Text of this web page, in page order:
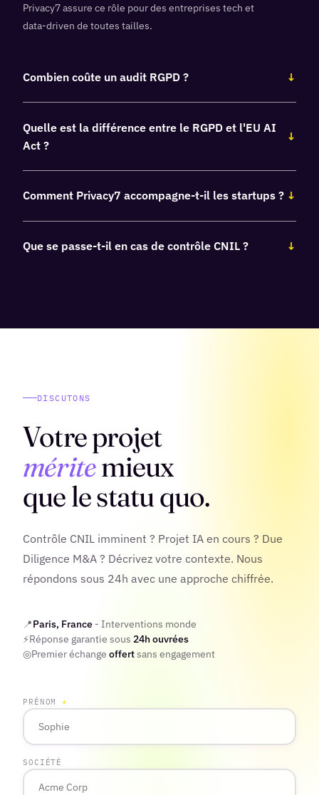
Privacy7 assure ce rôle pour des entreprises tech et
data-driven de toutes tailles.
Combien coûte un audit RGPD ? ↓
Quelle est la différence entre le RGPD et l'EU AI
Act ?
↓
Comment Privacy7 accompagne-t-il les startups ? ↓
Que se passe-t-il en cas de contrôle CNIL ? ↓
DISCUTONS
Votre projet
méritemieux
que le statu quo.
Contrôle CNIL imminent ? Projet IA en cours ? Due
Diligence M&A ? Décrivez votre contexte. Nous
répondons sous 24h avec une approche chiffrée.
📍Paris, France - Interventions monde
⚡Réponse garantie sous 24h ouvrées
◎Premier échange offertsans engagement
PRÉNOM*
SOCIÉTÉ